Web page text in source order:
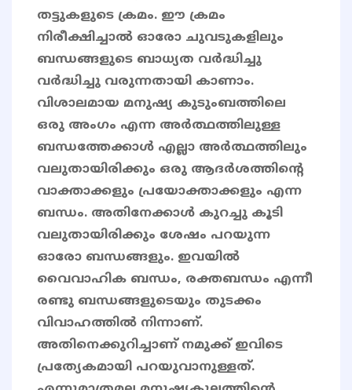
തട്ടുകളുടെ ക്രമം. ഈ ക്രമം
നിരീക്ഷിച്ചാൽ ഓരോ ചുവടുകളിലും
ബന്ധങ്ങളുടെ ബാധ്യത വർദ്ധിച്ചു
വർദ്ധിച്ചു വരുന്നതായി കാണാം.
വിശാലമായ മനുഷ്യ കുടുംബത്തിലെ
ഒരു അംഗം എന്ന അർത്ഥത്തിലുള്ള
ബന്ധത്തേക്കാൾ എല്ലാ അർത്ഥത്തിലും
വലുതായിരിക്കും ഒരു ആദർശത്തിൻ്റെ
വാക്താക്കളും പ്രയോക്താക്കളും എന്ന
ബന്ധം. അതിനേക്കാൾ കുറച്ചു കൂടി
വലുതായിരിക്കും ശേഷം പറയുന്ന
ഓരോ ബന്ധങ്ങളും. ഇവയിൽ
വൈവാഹിക ബന്ധം, രക്തബന്ധം എന്നീ
രണ്ടു ബന്ധങ്ങളുടെയും തുടക്കം
വിവാഹത്തിൽ നിന്നാണ്.
അതിനെക്കുറിച്ചാണ് നമുക്ക് ഇവിടെ
പ്രത്യേകമായി പറയുവാനുള്ളത്.